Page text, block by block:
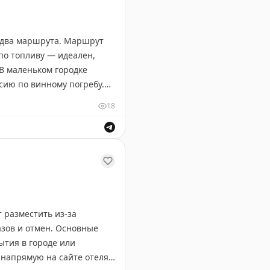
маршрута. Маршрут
топливу — идеален,
маленьком городке
по винному погребу.
особенно если
18
из-за
и отмен. Основные
в городе или
на сайте отеля,